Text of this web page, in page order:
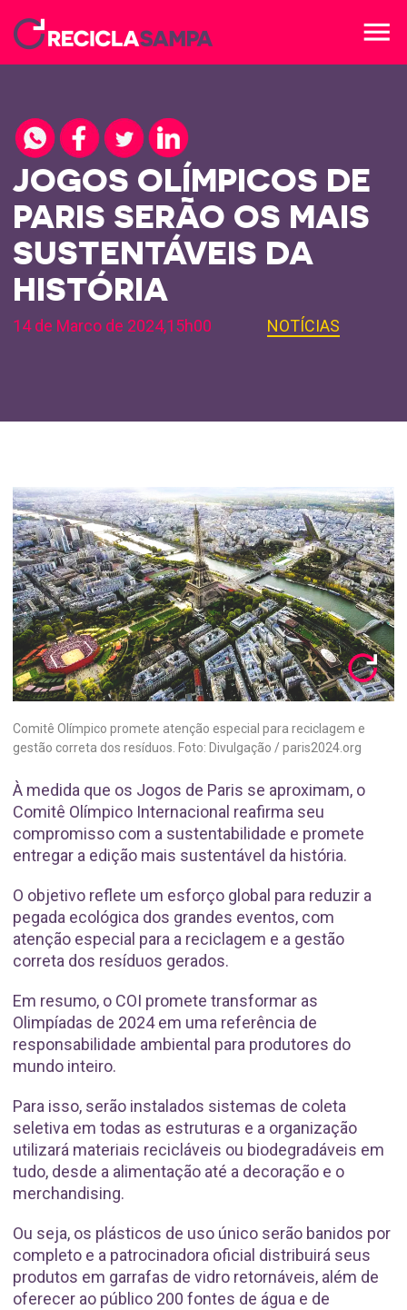
menu
JOGOS OLÍMPICOS DE
PARIS SERÃO OS MAIS
SUSTENTÁVEIS DA
HISTÓRIA
14 de Marco de 2024,15h00 NOTÍCIAS
Comitê Olímpico promete atenção especial para reciclagem e
gestão correta dos resíduos. Foto: Divulgação / paris2024.org
À medida que os Jogos de Paris se aproximam, o
Comitê Olímpico Internacional reafirma seu
compromisso com a sustentabilidade e promete
entregar a edição mais sustentável da história.
O objetivo reflete um esforço global para reduzir a
pegada ecológica dos grandes eventos, com
atenção especial para a reciclagem e a gestão
correta dos resíduos gerados.
Em resumo, o COI promete transformar as
Olimpíadas de 2024 em uma referência de
responsabilidade ambiental para produtores do
mundo inteiro.
Para isso, serão instalados sistemas de coleta
seletiva em todas as estruturas e a organização
utilizará materiais recicláveis ou biodegradáveis em
tudo, desde a alimentação até a decoração e o
merchandising.
Ou seja, os plásticos de uso único serão banidos por
completo e a patrocinadora oficial distribuirá seus
produtos em garrafas de vidro retornáveis, além de
oferecer ao público 200 fontes de água e de